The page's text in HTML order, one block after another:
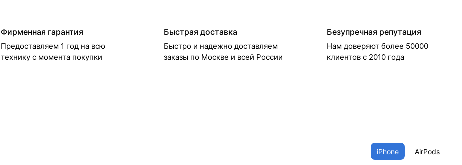
Фирменная гарантия
Предоставляем 1 год на всю
технику с момента покупки
Быстрая доставка
Быстро и надежно доставляем
заказы по Москве и всей России
Безупречная репутация
Нам доверяют более 50000
клиентов с 2010 года
iPhone AirPods